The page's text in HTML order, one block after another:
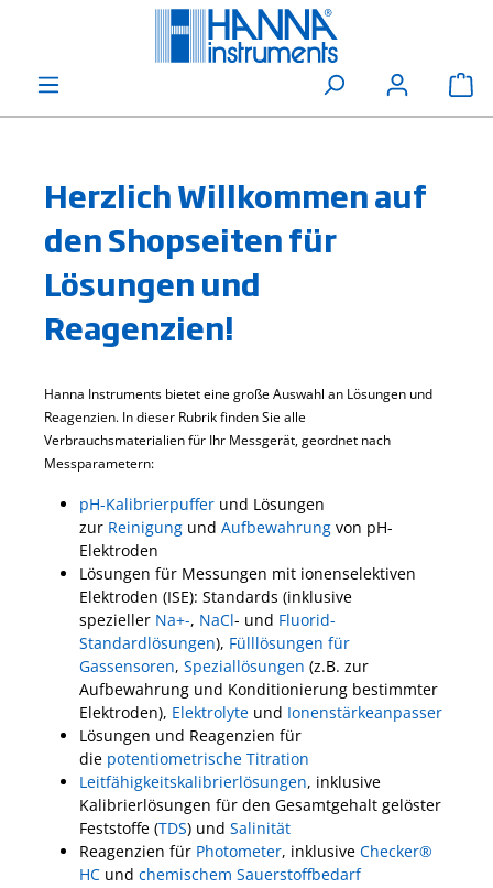
Herzlich Willkommen auf
den Shopseiten für
Lösungen und
Reagenzien!
Hanna Instruments bietet eine große Auswahl an Lösungen und
Reagenzien. In dieser Rubrik finden Sie alle
Verbrauchsmaterialien für Ihr Messgerät, geordnet nach
Messparametern:
pH-Kalibrierpuffer und Lösungen
zur Reinigung und Aufbewahrung von pH-
Elektroden
Lösungen für Messungen mit ionenselektiven
Elektroden (ISE): Standards (inklusive
spezieller Na+-, NaCl- und Fluorid-
Standardlösungen), Fülllösungen für
Gassensoren, Speziallösungen (z.B. zur
Aufbewahrung und Konditionierung bestimmter
Elektroden), Elektrolyte und Ionenstärkeanpasser
Lösungen und Reagenzien für
die potentiometrische Titration
Leitfähigkeitskalibrierlösungen, inklusive
Kalibrierlösungen für den Gesamtgehalt gelöster
Feststoffe (TDS) und Salinität
Reagenzien für Photometer, inklusive Checker®
HC und chemischem Sauerstoffbedarf